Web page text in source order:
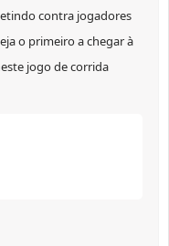
contra jogadores
o primeiro a chegar à
jogo de corrida